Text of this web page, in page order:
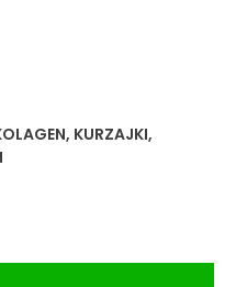
, KURZAJKI,